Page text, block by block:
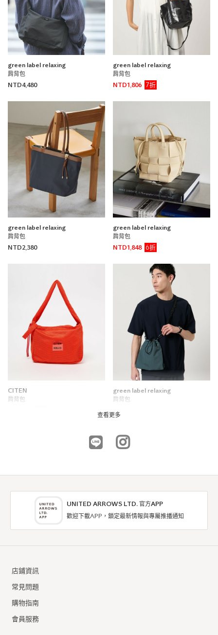
green label relaxing
肩背包
NTD4,480
green label relaxing
肩背包
NTD1,806
7折
green label relaxing
肩背包
NTD2,380
green label relaxing
肩背包
NTD1,848
6折
CITEN
肩背包
green label relaxing
肩背包
NTD1,580
NTD1,608
查看更多
UNITED ARROWS LTD. 官方APP
歡迎下載APP，鎖定最新情報與專屬推播通知
店鋪資訊
常見問題
購物指南
會員服務